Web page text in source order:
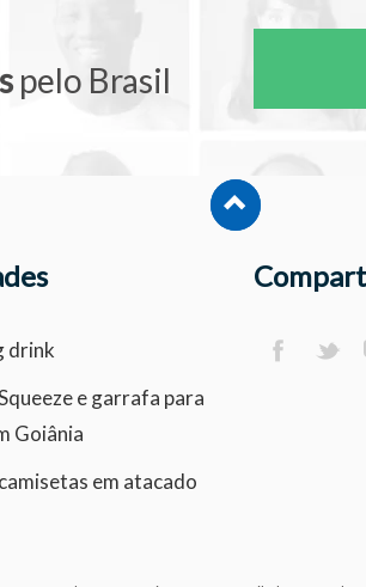
pelo Brasil
drink
e garrafa para
Goiânia
em atacado